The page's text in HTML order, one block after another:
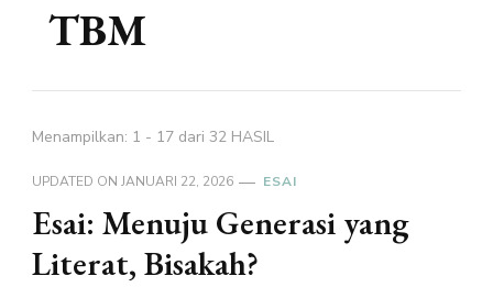
TBM
Menampilkan: 1 - 17 dari 32 HASIL
UPDATED ON JANUARI 22, 2026 ESAI
Esai: Menuju Generasi yang
Literat, Bisakah?